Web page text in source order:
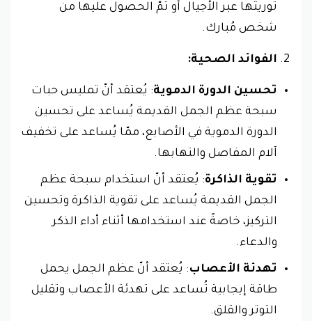
توريثها عبر الأجيال أو تمّ الحصول عليها من
شخص مُبارك.
الفوائد الصحية:
تحسين الدورة الدموية: يُعتقد أنّ تمليس حبات
سبحة عظم الجمل القديمة يُساعد على تحسين
الدورة الدموية في الأصابع، ممّا يُساعد على تخفيف
آلام المفاصل والتهابها.
تقوية الذاكرة: يُعتقد أنّ استخدام سبحة عظم
الجمل القديمة يُساعد على تقوية الذاكرة وتحسين
التركيز، خاصةً عند استخدامها أثناء أداء الذكر
والدعاء.
تهدئة الأعصاب: يُعتقد أنّ عظم الجمل يحمل
طاقة إيجابية تُساعد على تهدئة الأعصاب وتقليل
التوتر والقلق.